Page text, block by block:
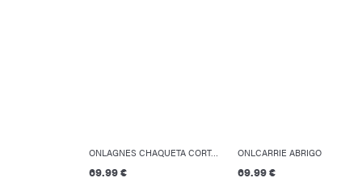
ONLAGNES CHAQUETA CORTA ACOLCHADA
69.99 €
ONLCARRIE ABRIGO
69.99 €